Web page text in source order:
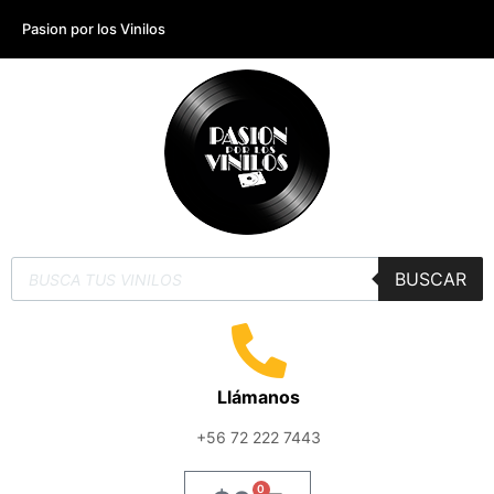
Pasion por los Vinilos
BUSCAR
Llámanos
+56 72 222 7443
0